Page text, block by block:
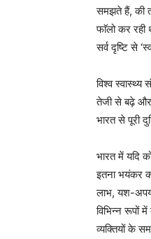
समझते हैं, की
फाॅलो कर
सर्व दृष्टि से
विश्व स्वास्थ्य
तेजी से बढ़े और
भारत से पूरी
भारत में यदि
इतना भयंकर
लाभ, यश-
विभिन्न रूपों
व्यक्तियों के